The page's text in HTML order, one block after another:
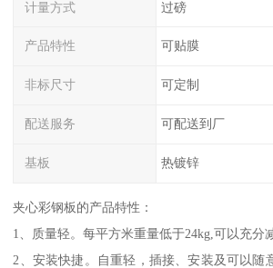
计量方式 过磅
产品特性 可贴膜
非标尺寸 可定制
配送服务 可配送到厂
基板 热镀锌
夹心彩钢板的产品特性：
1、质量轻。每平方米重量低于24kg,可以充分
2、安装快捷。自重轻，插接、安装及可以随